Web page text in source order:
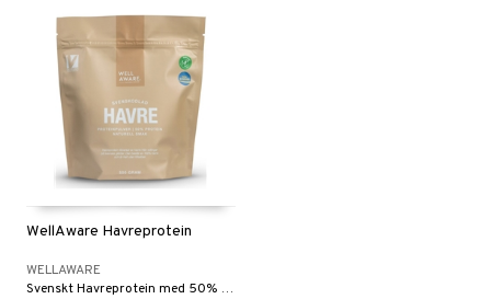
WellAware Havreprotein
WELLAWARE
Svenskt Havreprotein med 50% proteinhalt.